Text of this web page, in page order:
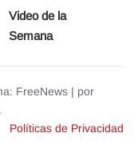
Video de la
Semana
FreeNews | por
.
Políticas de Privacidad